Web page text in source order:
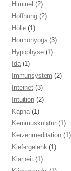
Himmel (2)
Hoffnung (2)
Hölle (1)
Hormonyoga (3)
Hypophyse (1)
Ida (1)
Immunsystem (2)
Internet (3)
Intuition (2)
Kapha (1)
Kernmuskulatur (1)
Kerzenmeditation (1)
Kiefergelenk (1)
Klarheit (1)